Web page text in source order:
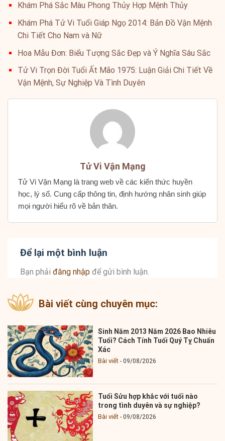
Khám Phá Sắc Màu Phong Thủy Hợp Mệnh Thủy
Khám Phá Tử Vi Tuổi Giáp Ngọ 2014: Bản Đồ Vận Mệnh
Chi Tiết Cho Nam và Nữ
Hoa Mẫu Đơn: Biểu Tượng Sắc Đẹp và Ý Nghĩa Sâu Sắc
Tử Vi Trọn Đời Tuổi Ất Mão 1975: Luận Giải Chi Tiết Về
Vận Mệnh, Sự Nghiệp Và Tình Duyên
Tử Vi Vận Mạng
Tử Vi Vận Mạng là trang web về các kiến thức huyền
học, lý số. Cung cấp thông tin, định hướng nhân sinh giúp
mọi người hiểu rõ về bản thân.
Để lại một bình luận
Bạn phải đăng nhập để gửi bình luận.
Bài viết cùng chuyên mục:
Sinh Năm 2013 Năm 2026 Bao Nhiêu
Tuổi? Cách Tính Tuổi Quý Tỵ Chuẩn
Xác
Bài viết 09/08/2026
Tuổi Sửu hợp khắc với tuổi nào
trong tình duyên và sự nghiệp?
Bài viết 09/08/2026